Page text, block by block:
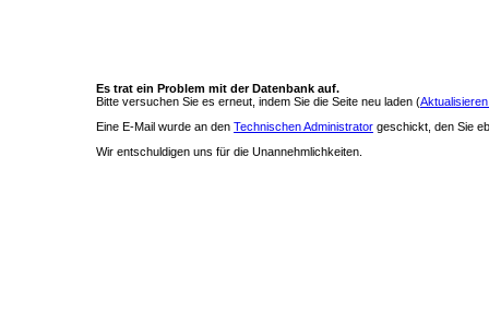
Es trat ein Problem mit der Datenbank auf.
Bitte versuchen Sie es erneut, indem Sie die Seite neu laden (
Eine E-Mail wurde an den Technischen Administrator geschickt, den Sie
Wir entschuldigen uns für die Unannehmlichkeiten.